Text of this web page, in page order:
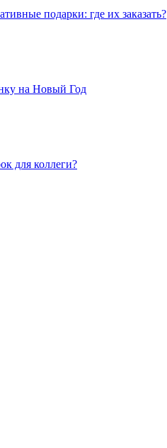
подарки: где их заказать?
на Новый Год
для коллеги?